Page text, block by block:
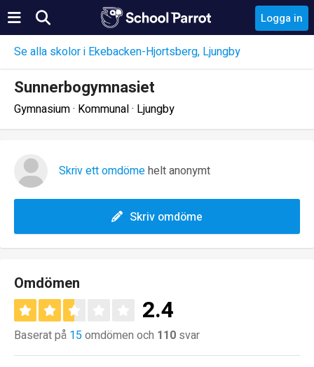
Logga in
Se alla skolor i Ekebacken-Hjortsberg, Ljungby
Sunnerbogymnasiet
Gymnasium · Kommunal · Ljungby
Skriv ett omdömehelt anonymt
Skriv omdöme
Omdömen
2.4
Baserat på 15omdömen och 110 svar